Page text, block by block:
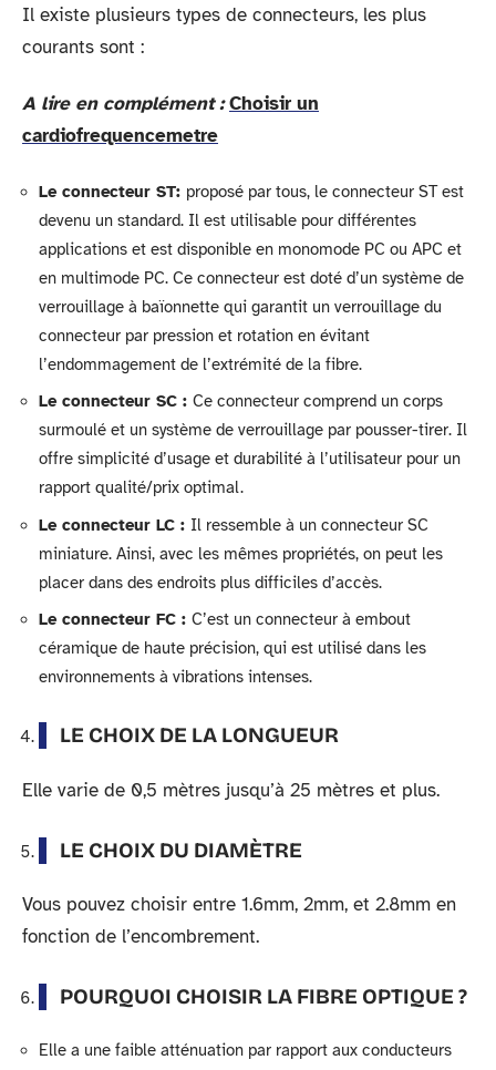
Il existe plusieurs types de connecteurs, les plus
courants sont :
A lire en complément : Choisir un
cardiofrequencemetre
Le connecteur ST: proposé par tous, le connecteur ST est
devenu un standard. Il est utilisable pour différentes
applications et est disponible en monomode PC ou APC et
en multimode PC. Ce connecteur est doté d’un système de
verrouillage à baïonnette qui garantit un verrouillage du
connecteur par pression et rotation en évitant
l’endommagement de l’extrémité de la fibre.
Le connecteur SC : Ce connecteur comprend un corps
surmoulé et un système de verrouillage par pousser-tirer. Il
offre simplicité d’usage et durabilité à l’utilisateur pour un
rapport qualité/prix optimal.
Le connecteur LC : Il ressemble à un connecteur SC
miniature. Ainsi, avec les mêmes propriétés, on peut les
placer dans des endroits plus difficiles d’accès.
Le connecteur FC : C’est un connecteur à embout
céramique de haute précision, qui est utilisé dans les
environnements à vibrations intenses.
LE CHOIX DE LA LONGUEUR
Elle varie de 0,5 mètres jusqu’à 25 mètres et plus.
LE CHOIX DU DIAMÈTRE
Vous pouvez choisir entre 1.6mm, 2mm, et 2.8mm en
fonction de l’encombrement.
POURQUOI CHOISIR LA FIBRE OPTIQUE ?
Elle a une faible atténuation par rapport aux conducteurs